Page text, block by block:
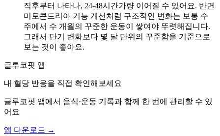
직후부터 나타나, 24-48시간가량 이어질 수 있어요. 반면
미토콘드리아 기능 개선처럼 구조적인 변화는 보통 수
주에서 수 개월의 꾸준한 운동이 쌓여야 뚜렷해집니다.
그래서 단기 변화보다 몇 달 단위의 꾸준함을 기준으로
보는 것이 좋아요.
글루코핏 앱
내 혈당 반응을 직접 확인해보세요
글루코핏 앱에서 음식·운동 기록과 함께 한 번에 관리할 수 있
어요
앱 다운로드 →